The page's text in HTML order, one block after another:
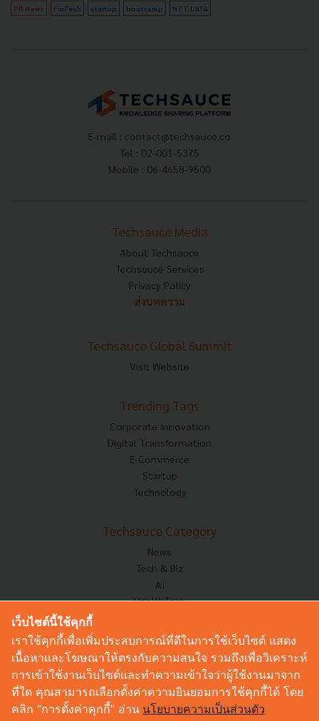
PR News FinTech startup bootcamp NTT DATA
E-mail : contact@techsauce.co
Tel : 02-001-5375
Mobile : 06-4658-9500
Techsauce Media
About Techsauce
Techsauce Services
Privacy Policy
ส่งบทความ
Techsauce Global Summit
Visit Website
Trending Tags
Corporate Innovation
Digital Transformation
E-Commerce
Startup
Technology
Techsauce Category
News
Tech & Biz
AI
HealthTech
Corp Innov
Saucy Thoughts
Based On
Sustainable
Videos
Podcast
เว็บไซต์นี้ใช้คุกกี้
เราใช้คุกกี้เพื่อเพิ่มประสบการณ์ที่ดีในการใช้เว็บไซต์ แสดง
เนื้อหาและโฆษณาให้ตรงกับความสนใจ รวมถึงเพื่อวิเคราะห์
การเข้าใช้งานเว็บไซต์และทำความเข้าใจว่าผู้ใช้งานมาจาก
ที่ใด คุณสามารถเลือกตั้งค่าความยินยอมการใช้คุกกี้ได้ โดย
คลิก “การตั้งค่าคุกกี้” อ่าน นโยบายความเป็นส่วนตัว